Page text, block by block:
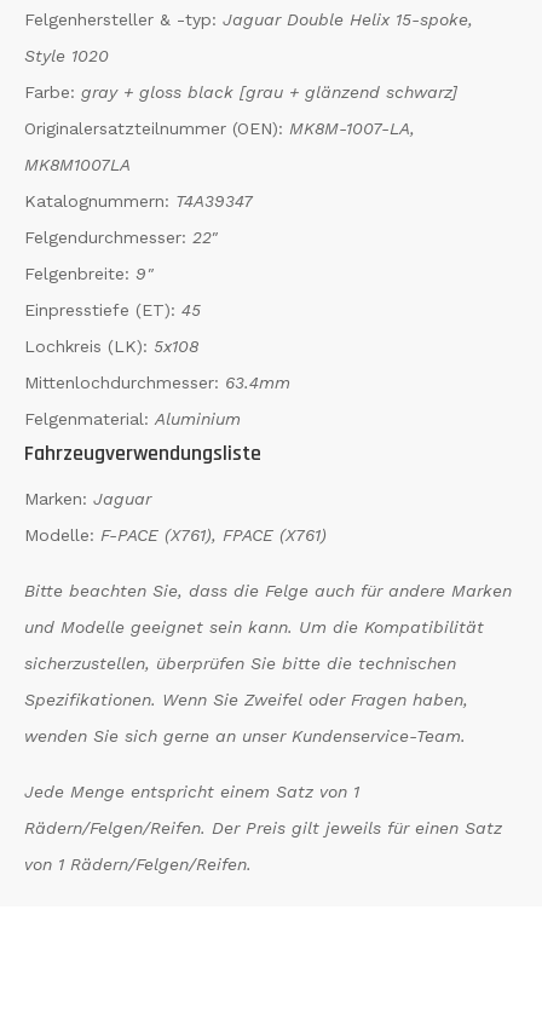
Felgenhersteller & -typ: Jaguar Double Helix 15-spoke,
Style 1020
Farbe: gray + gloss black [grau + glänzend schwarz]
Originalersatzteilnummer (OEN): MK8M-1007-LA,
MK8M1007LA
Katalognummern: T4A39347
Felgendurchmesser: 22"
Felgenbreite: 9"
Einpresstiefe (ET): 45
Lochkreis (LK): 5x108
Mittenlochdurchmesser: 63.4mm
Felgenmaterial: Aluminium
Fahrzeugverwendungsliste
Marken: Jaguar
Modelle: F-PACE (X761), FPACE (X761)
Bitte beachten Sie, dass die Felge auch für andere Marken
und Modelle geeignet sein kann. Um die Kompatibilität
sicherzustellen, überprüfen Sie bitte die technischen
Spezifikationen. Wenn Sie Zweifel oder Fragen haben,
wenden Sie sich gerne an unser Kundenservice-Team.
Jede Menge entspricht einem Satz von 1
Rädern/Felgen/Reifen. Der Preis gilt jeweils für einen Satz
von 1 Rädern/Felgen/Reifen.